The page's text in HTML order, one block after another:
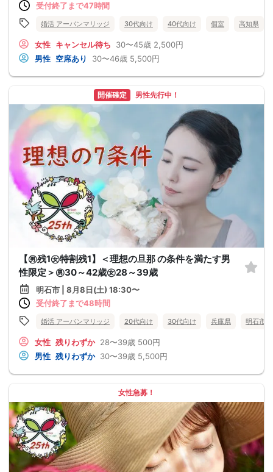
受付終了まで47時間
婚活 アーバンマリッジ 30代向け 40代向け 個室 高知県
女性 キャンセル待ち 30〜45歳 2,500円
男性 空席あり 30〜46歳 5,500円
開催確定 男性先行中！
【㊚残1㊛特割残1】＜理想の旦那 の条件を満たす男
性限定＞㊚30～42歳㊛28～39歳
明石市 | 8月8日(土) 18:30〜
受付終了まで48時間
婚活 アーバンマリッジ 20代向け 30代向け 兵庫県 明石市
女性 残りわずか 28〜39歳 500円
男性 残りわずか 30〜39歳 5,500円
女性急募！